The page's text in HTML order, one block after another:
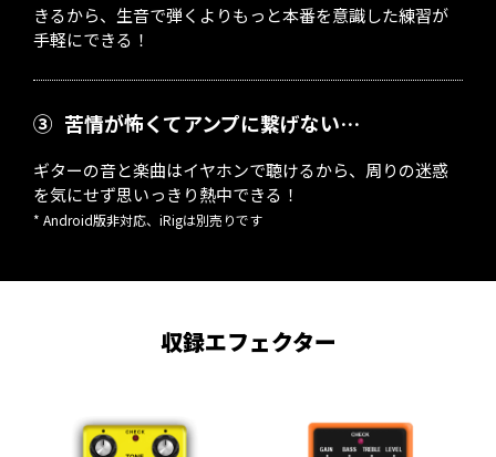
きるから、生音で弾くよりもっと本番を意識した練習が
手軽にできる！
③ 苦情が怖くてアンプに繋げない…
ギターの音と楽曲はイヤホンで聴けるから、周りの迷惑
を気にせず思いっきり熱中できる！
* Android版非対応、iRigは別売りです
収録エフェクター